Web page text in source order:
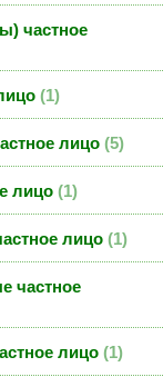
частное
1
лицо 5
лицо 1
лицо 1
частное
лицо 1